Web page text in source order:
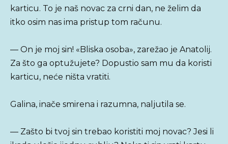
karticu. To je naš novac za crni dan, ne želim da
itko osim nas ima pristup tom računu.
— On je moj sin! «Bliska osoba», zarežao je Anatolij.
Za što ga optužujete? Dopustio sam mu da koristi
karticu, neće ništa vratiti.
Galina, inače smirena i razumna, naljutila se.
— Zašto bi tvoj sin trebao koristiti moj novac? Jesi li